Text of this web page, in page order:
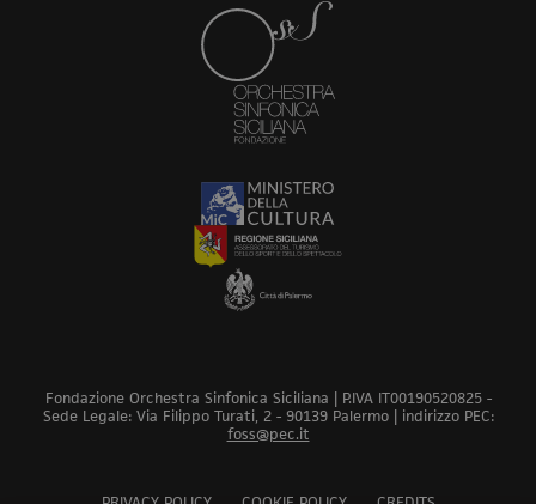
Fondazione Orchestra Sinfonica Siciliana | P.IVA IT00190520825 -
Sede Legale: Via Filippo Turati, 2 - 90139 Palermo | indirizzo PEC:
foss@pec.it